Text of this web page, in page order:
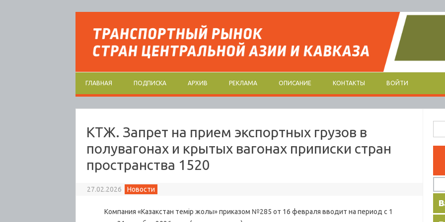
Перейти к содержимому
ГЛАВНАЯ ПОДПИСКА АРХИВ РЕКЛАМА ОПИСАНИЕ КОНТАКТЫ ВОЙТИ
КТЖ. Запрет на прием экспортных грузов в
полувагонах и крытых вагонах приписки стран
пространства 1520
27.02.2026 Новости
Компания «Казакстан темір жолы» приказом №285 от 16 февраля вводит на период с 1